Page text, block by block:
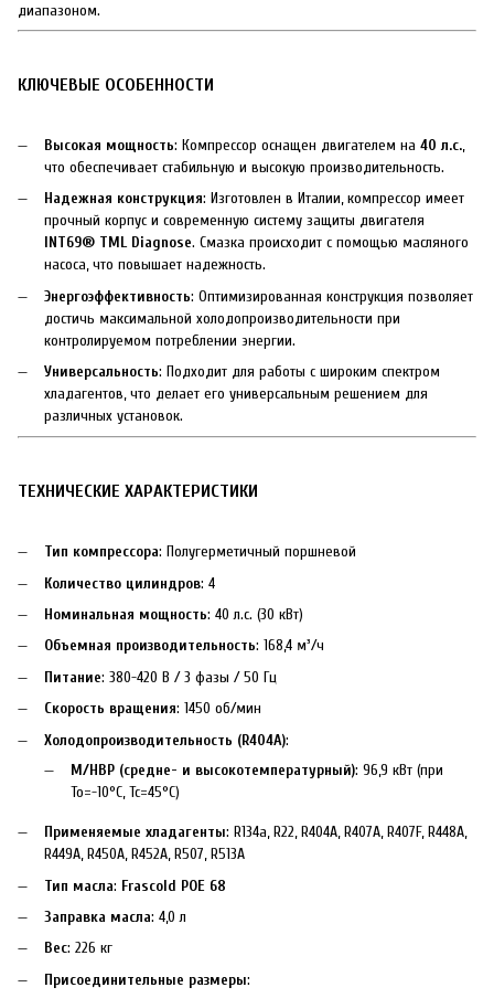
диапазоном.
КЛЮЧЕВЫЕ ОСОБЕННОСТИ
Высокая мощность: Компрессор оснащен двигателем на 40 л.с.,
что обеспечивает стабильную и высокую производительность.
Надежная конструкция: Изготовлен в Италии, компрессор имеет
прочный корпус и современную систему защиты двигателя
INT69® TML Diagnose. Смазка происходит с помощью масляного
насоса, что повышает надежность.
Энергоэффективность: Оптимизированная конструкция позволяет
достичь максимальной холодопроизводительности при
контролируемом потреблении энергии.
Универсальность: Подходит для работы с широким спектром
хладагентов, что делает его универсальным решением для
различных установок.
ТЕХНИЧЕСКИЕ ХАРАКТЕРИСТИКИ
Тип компрессора: Полугерметичный поршневой
Количество цилиндров: 4
Номинальная мощность: 40 л.с. (30 кВт)
Объемная производительность: 168,4 м³/ч
Питание: 380-420 В / 3 фазы / 50 Гц
Скорость вращения: 1450 об/мин
Холодопроизводительность (R404A):
M/HBP (средне- и высокотемпературный): 96,9 кВт (при
To=-10°C, Tc=45°C)
Применяемые хладагенты: R134a, R22, R404A, R407A, R407F, R448A,
R449A, R450A, R452A, R507, R513A
Тип масла: Frascold POE 68
Заправка масла: 4,0 л
Вес: 226 кг
Присоединительные размеры: